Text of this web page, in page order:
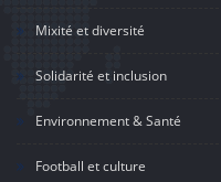
Mixité et diversité
Solidarité et inclusion
Environnement & Santé
Football et culture